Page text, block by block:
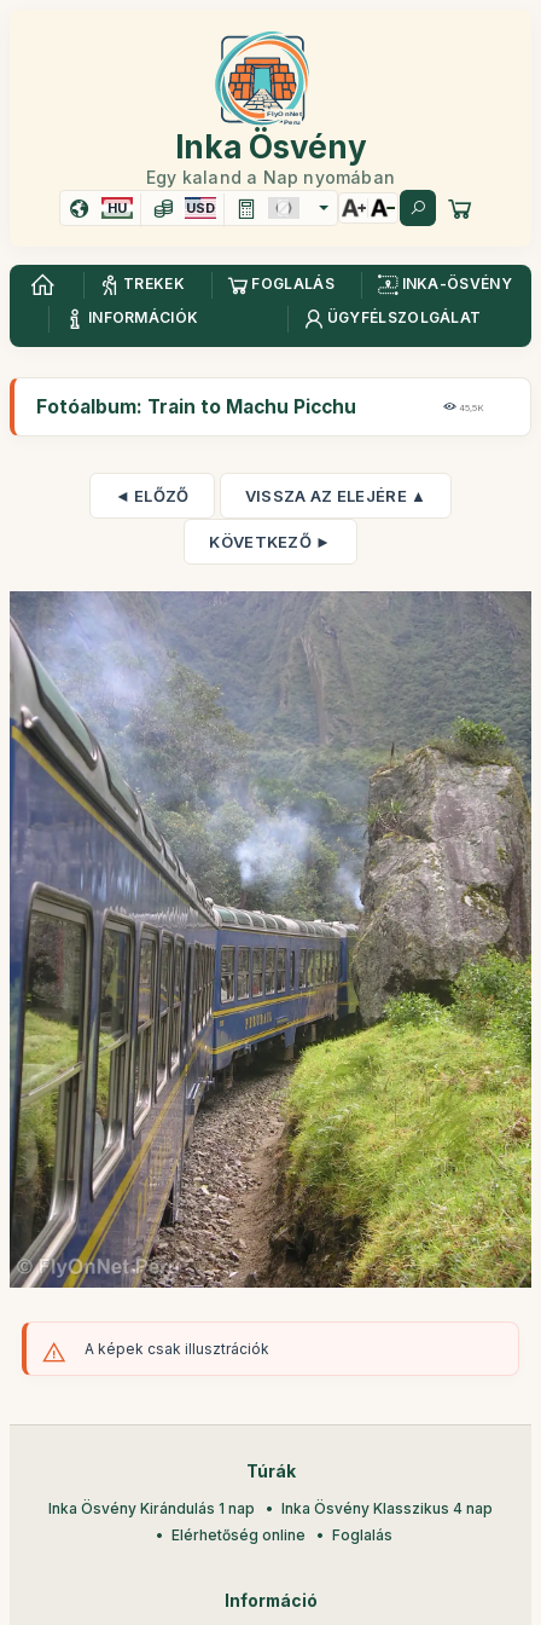
Inka Ösvény
Egy kaland a Nap nyomában
HU USD
TREKEK FOGLALÁS
INKA-ÖSVÉNY
INFORMÁCIÓK
ÜGYFÉLSZOLGÁLAT
Fotóalbum: Train to Machu Picchu 45,5K
◄ ELŐZŐ VISSZA AZ ELEJÉRE ▲
KÖVETKEZŐ ►
A képek csak illusztrációk
Túrák
Inka Ösvény Kirándulás 1 nap
Inka Ösvény Klasszikus 4 nap
Elérhetőség online
Foglalás
Információ